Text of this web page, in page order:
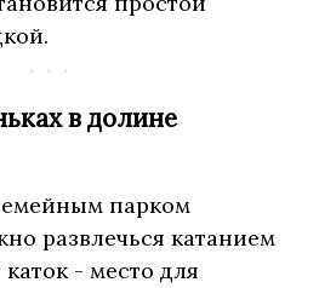
в долине
парком
развлечься катанием
- место для